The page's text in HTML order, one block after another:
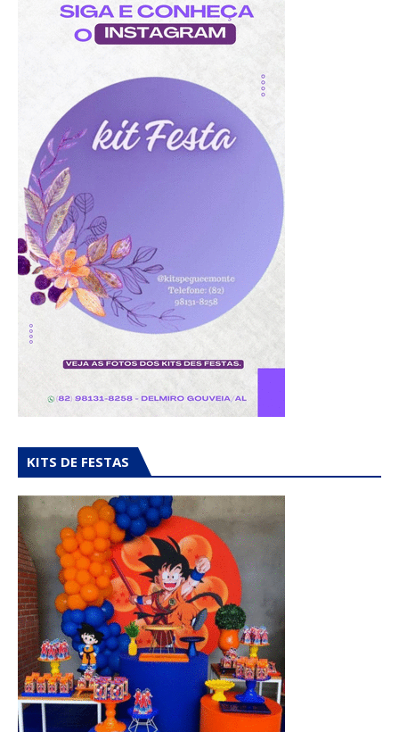
KITS DE FESTAS